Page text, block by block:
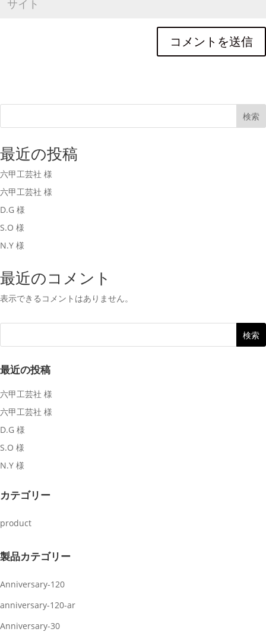
検索
最近の投稿
六甲工芸社 様
六甲工芸社 様
D.G 様
S.O 様
N.Y 様
最近のコメント
表示できるコメントはありません。
最近の投稿
六甲工芸社 様
六甲工芸社 様
D.G 様
S.O 様
N.Y 様
カテゴリー
product
製品カテゴリー
Anniversary-120
anniversary-120-ar
Anniversary-30